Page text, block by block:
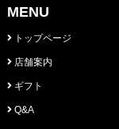
MENU
トップページ
店舗案内
ギフト
Q&A